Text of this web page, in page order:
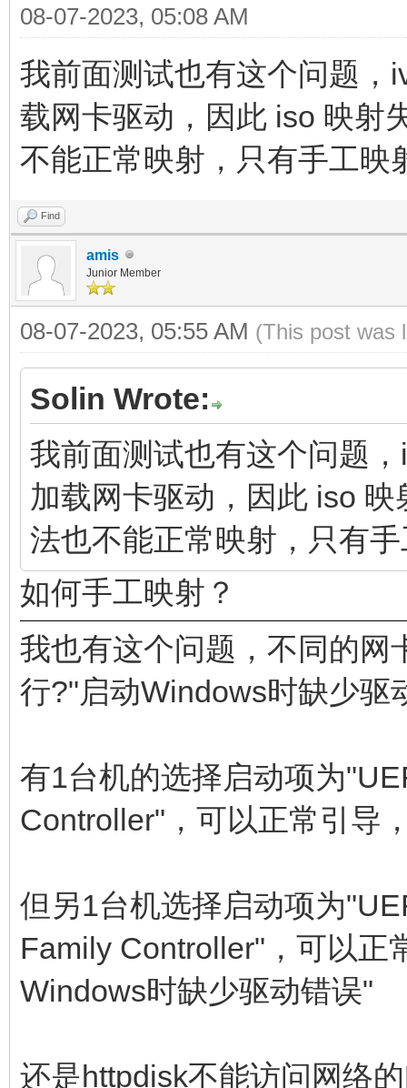
08-07-2023, 05:08 AM
我前面测试也有这个问题，
载网卡驱动，因此 iso 映射
不能正常映射，只有手工映
Find
amis
Junior Member
08-07-2023, 05:55 AM (This post was
Solin Wrote:
我前面测试也有这个问题
加载网卡驱动，因此 iso
法也不能正常映射，只有
如何手工映射？
我也有这个问题，不同的网
行?"启动Windows时缺少驱
有1台机的选择启动项为
Controller"，可以正常引导
但另1台机选择启动项为
Family Controller"，可以正
Windows时缺少驱动错误"
还是httpdisk不能访问网络